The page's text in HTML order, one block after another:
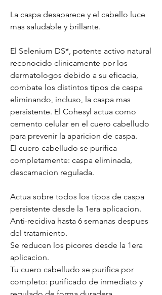
La caspa desaparece y el cabello luce
mas saludable y brillante.
El Selenium DS*, potente activo natural
reconocido clinicamente por los
dermatologos debido a su eficacia,
combate los distintos tipos de caspa
eliminando, incluso, la caspa mas
persistente. El Cohesyl actua como
cemento celular en el cuero cabelludo
para prevenir la aparicion de caspa.
El cuero cabelludo se purifica
completamente: caspa eliminada,
descamacion regulada.
Actua sobre todos los tipos de caspa
persistente desde la 1era aplicacion.
Anti-recidiva hasta 6 semanas despues
del tratamiento.
Se reducen los picores desde la 1era
aplicacion.
Tu cuero cabelludo se purifica por
completo: purificado de inmediato y